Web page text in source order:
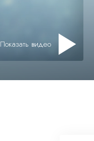
Показать видео